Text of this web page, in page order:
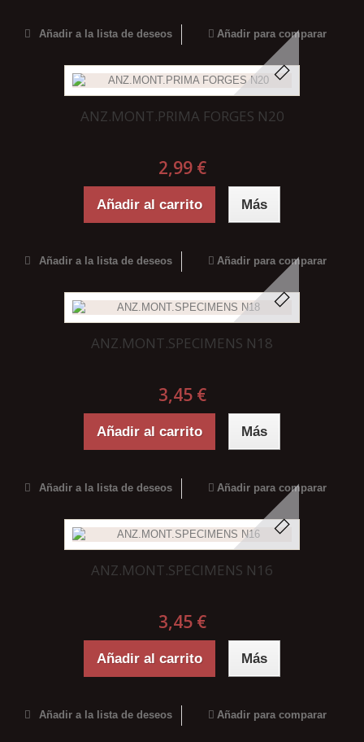
Añadir a la lista de deseos Añadir para comparar
ANZ.MONT.PRIMA FORGES N20
2,99 €
Añadir al carrito Más
Añadir a la lista de deseos Añadir para comparar
ANZ.MONT.SPECIMENS N18
3,45 €
Añadir al carrito Más
Añadir a la lista de deseos Añadir para comparar
ANZ.MONT.SPECIMENS N16
3,45 €
Añadir al carrito Más
Añadir a la lista de deseos Añadir para comparar